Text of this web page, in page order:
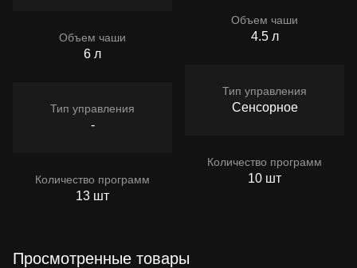
Объем чаши
6 л
Тип управления
-
Количество программ
13 шт
Объем чаши
4.5 л
Тип управления
Сенсорное
Количество программ
10 шт
Просмотренные товары